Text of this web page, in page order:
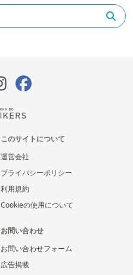
このサイトについて
運営会社
プライバシーポリシー
利用規約
Cookieの使用について
お問い合わせ
お問い合わせフォーム
広告掲載